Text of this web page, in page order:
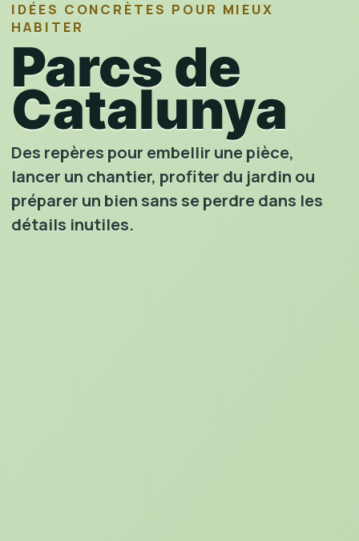
IDÉES CONCRÈTES POUR MIEUX
HABITER
Parcs de
Catalunya
Des repères pour embellir une pièce,
lancer un chantier, profiter du jardin ou
préparer un bien sans se perdre dans les
détails inutiles.